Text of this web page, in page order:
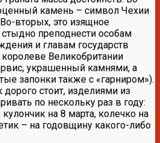
камень – символ Чехии
вторых, это изящное
преподнести особам
и главам государств
Великобритании
украшенный камнями, а
запонки также с «гарниром»).
дорого стоит, изделиями из
по нескольку раз в году:
на 8 марта, колечко на
– на годовщину какого-либо